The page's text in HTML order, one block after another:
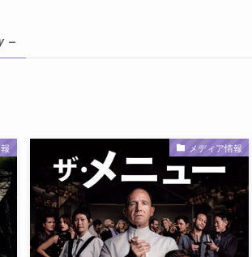
–
メディア情報